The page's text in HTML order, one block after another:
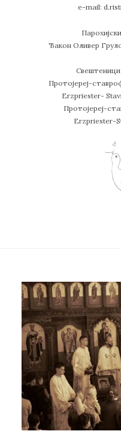
e-mail:
Ђакон Оливер
Протојереј-
Erzpriester-
Протојереј-
Erzpriester-